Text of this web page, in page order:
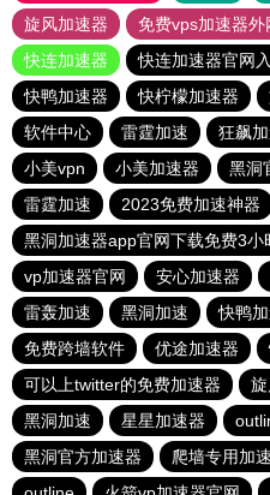
旋风加速器
免费vps加速器外
快连加速器
快连加速器官网
快鸭加速器
快柠檬加速器
软件中心
雷霆加速 狂飙
小美vpn
小美加速器 黑洞
雷霆加速
2023免费加速神器
黑洞加速器app官网下载免费3小
vp加速器官网
安心加速器
雷轰加速
黑洞加速 快鸭
免费跨墙软件
优途加速器
可以上twitter的免费加速器
黑洞加速
星星加速器
黑洞官方加速器
爬墙专用加